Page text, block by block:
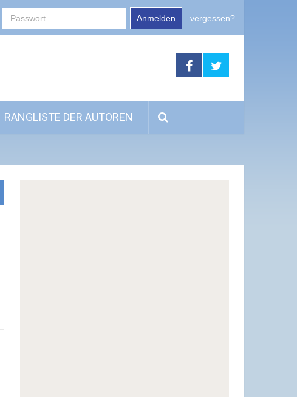
Anmelden vergessen?
RANGLISTE DER AUTOREN